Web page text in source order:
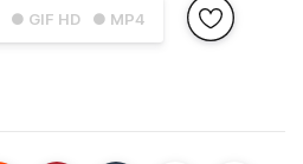
● GIF HD ● MP4